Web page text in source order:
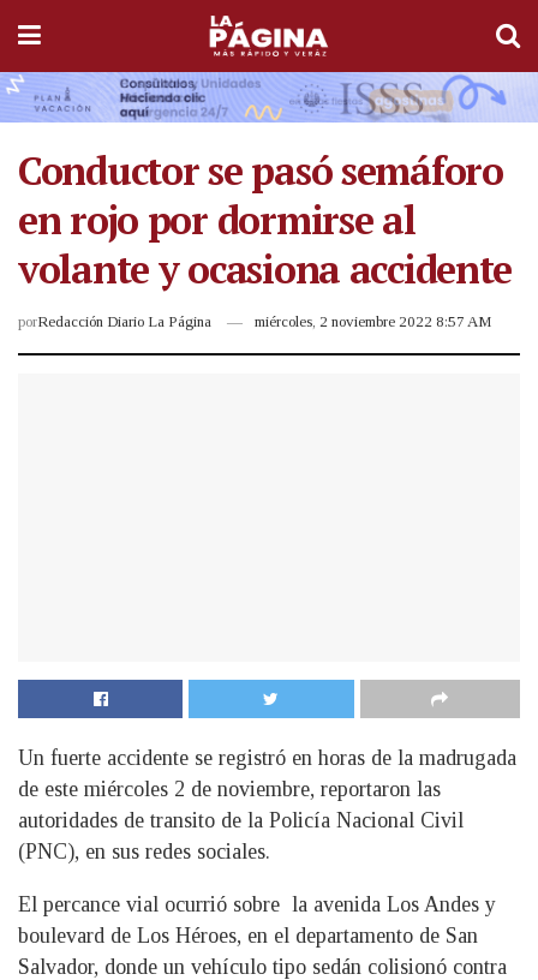
Conductor se pasó semáforo
en rojo por dormirse al
volante y ocasiona accidente
porRedacción Diario La Página miércoles, 2 noviembre 2022 8:57 AM
Un fuerte accidente se registró en horas de la madrugada
de este miércoles 2 de noviembre, reportaron las
autoridades de transito de la Policía Nacional Civil
(PNC), en sus redes sociales.
El percance vial ocurrió sobre la avenida Los Andes y
boulevard de Los Héroes, en el departamento de San
Salvador, donde un vehículo tipo sedán colisionó contra